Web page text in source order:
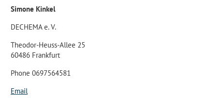
Simone Kinkel
DECHEMA e. V.
Theodor-Heuss-Allee 25
60486 Frankfurt
Phone 0697564581
Email